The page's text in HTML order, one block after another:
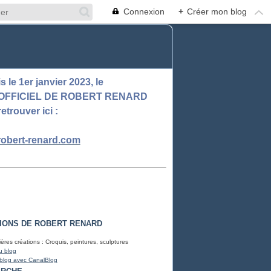
Connexion + Créer mon blog
le 1er janvier 2023, le
DE ROBERT RENARD
ici :
renard.com
DE ROBERT RENARD
créations : Croquis, peintures, sculptures
blog
avec CanalBlog